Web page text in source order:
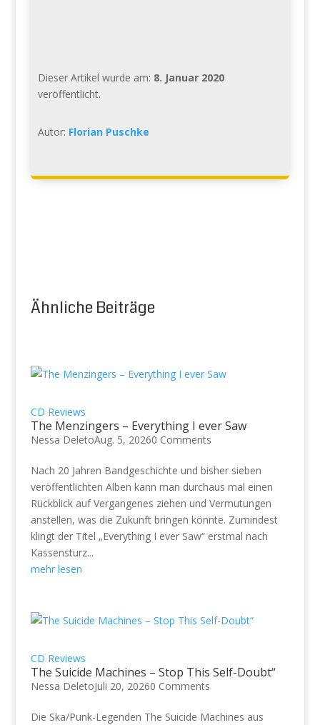
Dieser Artikel wurde am: 8. Januar 2020
veröffentlicht.
Autor: Florian Puschke
Ähnliche Beiträge
CD Reviews
The Menzingers – Everything I ever Saw
Nessa DeletoAug. 5, 20260 Comments
Nach 20 Jahren Bandgeschichte und bisher sieben
veröffentlichten Alben kann man durchaus mal einen
Rückblick auf Vergangenes ziehen und Vermutungen
anstellen, was die Zukunft bringen könnte. Zumindest
klingt der Titel „Everything I ever Saw“ erstmal nach
Kassensturz...
mehr lesen
CD Reviews
The Suicide Machines – Stop This Self-Doubt“
Nessa DeletoJuli 20, 20260 Comments
Die Ska/Punk-Legenden The Suicide Machines aus